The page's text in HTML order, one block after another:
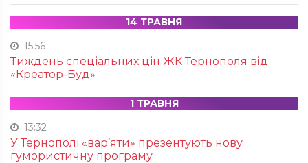
14 ТРАВНЯ
15:56
Тиждень спеціальних цін ЖК Тернополя від
«Креатор-Буд»
1 ТРАВНЯ
13:32
У Тернополі «вар’яти» презентують нову
гумористичну програму